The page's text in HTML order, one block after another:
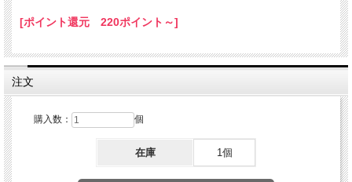
注
食べ物の汁や醤油などが器の中に浸み
込み、汚れることがあります。
らい水の中に浸し、
十分に器を湿らせてお使いください。
[ポイント還元 220ポイント～]
注文
購入数： 個
在庫 1個